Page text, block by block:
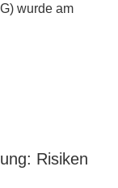
wurde am
Risiken